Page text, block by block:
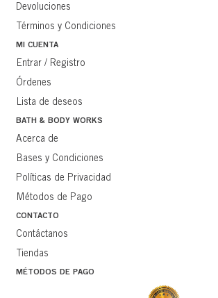
Devoluciones
Términos y Condiciones
MI CUENTA
Entrar / Registro
Órdenes
Lista de deseos
BATH & BODY WORKS
Acerca de
Bases y Condiciones
Políticas de Privacidad
Métodos de Pago
CONTACTO
Contáctanos
Tiendas
MÉTODOS DE PAGO